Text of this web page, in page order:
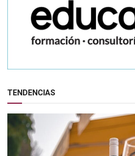
TENDENCIAS